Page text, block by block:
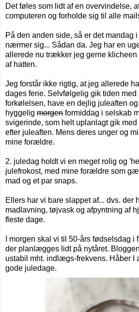
Det føles som lidt af en overvindelse,
computeren og forholde sig til alle
På den anden side, så er det mandag
nærmer sig... Sådan da. Jeg har en
allerede nu trækker jeg gerne klicheen
af hatten.
Jeg forstår ikke rigtig, at jeg allerede
dages ferie. Selvfølgelig gik tiden med
forkølelsen, have en dejlig juleaften
hyggelig morgen formiddag i selskab
svigerinde, som helt uplanlagt gik
efter juleaften. Mens deres unger og
mine forældre.
2. juledag holdt vi en meget rolig og
julefrokost, med mine forældre som
mad og et par snaps.
Ellers har vi bare slappet af... dvs.
madlavning, tøjvask og afpyntning af
fleste dage.
I morgen skal vi til 50-års fødselsdag i
der planlægges lidt på nytåret.
ustabil mht. indlægs-frekvens. Håber I
gode juledage.